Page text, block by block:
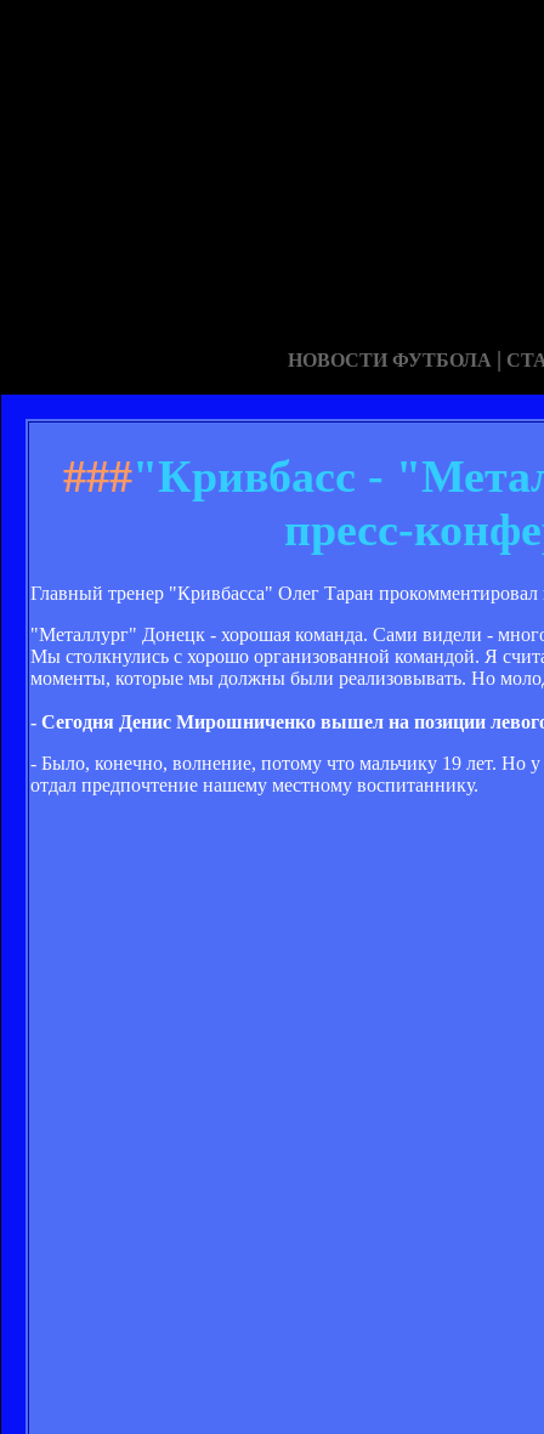
НОВОСТИ ФУТБОЛА |
###"Кривбасс -
пресс-
Главный тренер "Кривбасса" Олег Таран
"Металлург" Донецк - хорошая команда. Сами видели -
Мы столкнулись с хорошо организованной командой. Я
моменты, которые мы должны были реализовывать. Но
- Сегодня Денис Мирошниченко вышел на позиции
- Было, конечно, волнение, потому что мальчику 19 лет. Но
отдал предпочтение нашему местному воспитаннику.